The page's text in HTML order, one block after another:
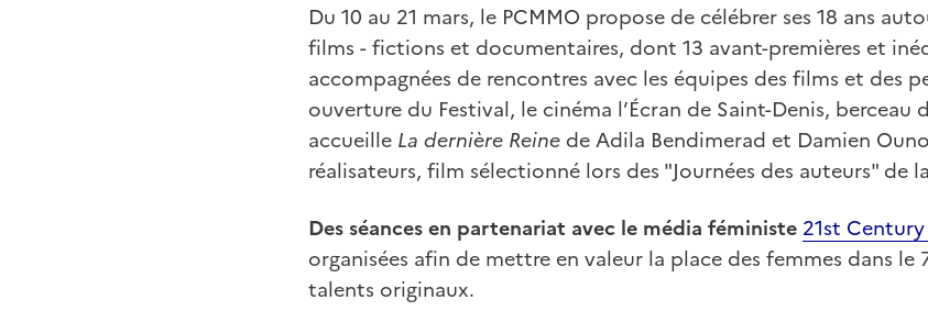
Du 10 au 21 mars, le PCMMO propose de célébrer ses 18 ans
films - fictions et documentaires, dont 13 avant-premières et
accompagnées de rencontres avec les équipes des films et des
ouverture du Festival, le cinéma l’Écran de Saint-Denis,
accueille La dernière Reine de Adila Bendimerad et Damien
réalisateurs, film sélectionné lors des "Journées des auteurs" de
Des séances en partenariat avec le média féministe 21st
organisées afin de mettre en valeur la place des femmes dans le
talents originaux.